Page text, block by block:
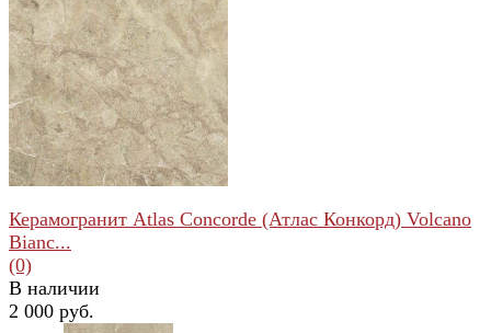
Керамогранит Atlas Concorde (Атлас Конкорд) Volcano
Bianc...
(0)
В наличии
2 000 руб.